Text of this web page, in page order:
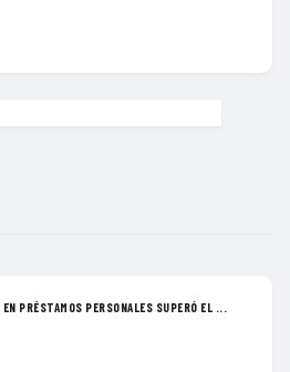
EN PRÉSTAMOS PERSONALES SUPERÓ EL ...